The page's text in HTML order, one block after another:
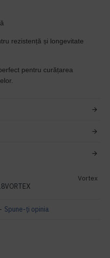
rezistență și longevitate
pentru curățarea
Vortex
- Spune-ţi opinia